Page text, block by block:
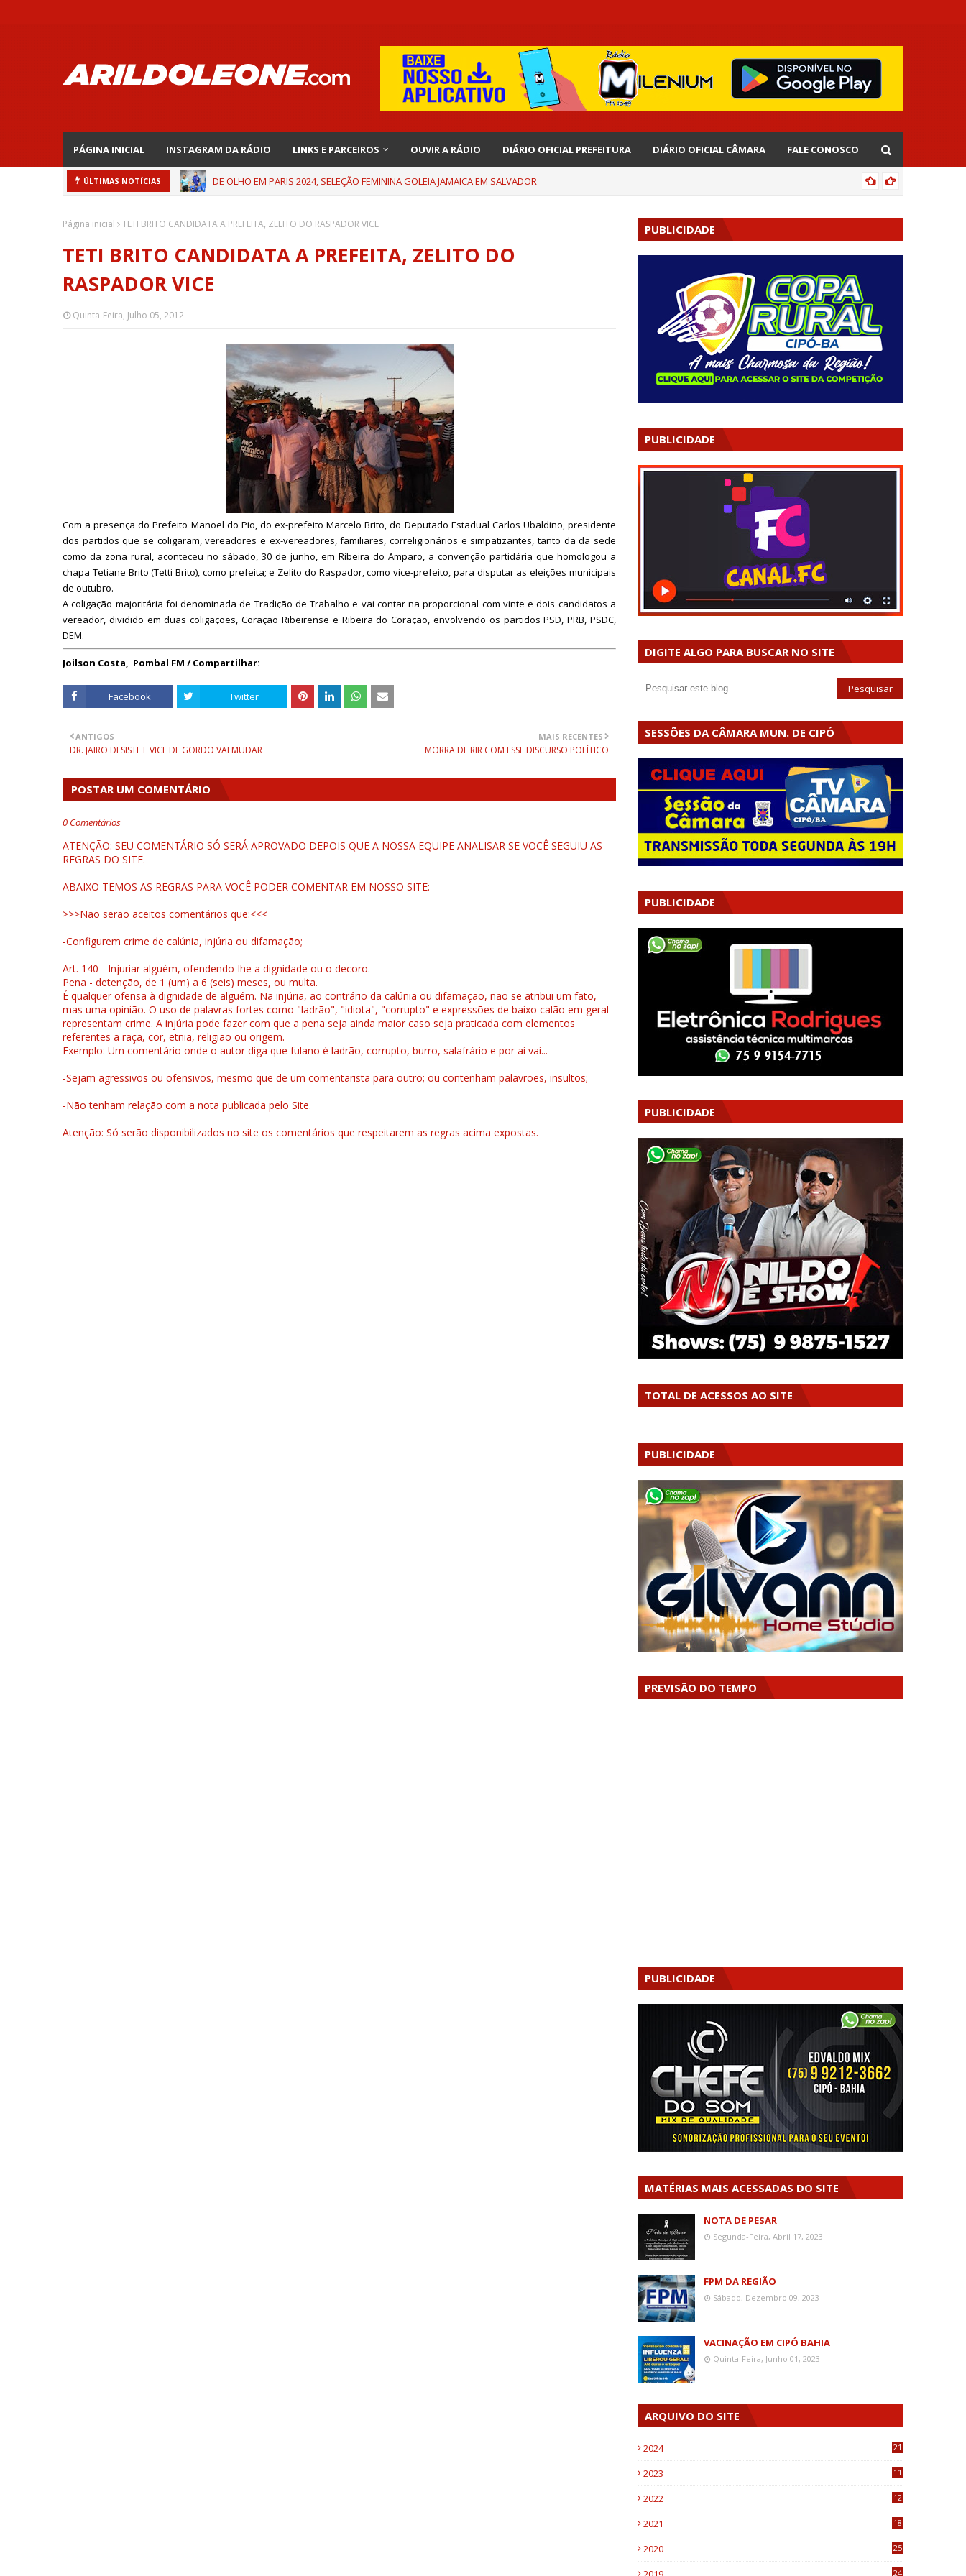
PÁGINA INICIAL INSTAGRAM DA RÁDIO LINKS E PARCEIROS OUVIR A RÁDIO DIÁRIO OFICIAL PREFEITURA DIÁRIO OFICIAL CÂMARA FALE CONOSCO
ÚLTIMAS NOTÍCIAS DE OLHO EM PARIS 2024, SELEÇÃO FEMININA GOLEIA JAMAICA EM SALVADOR
Página inicial TETI BRITO CANDIDATA A PREFEITA, ZELITO DO RASPADOR VICE
TETI BRITO CANDIDATA A PREFEITA, ZELITO DO
RASPADOR VICE
Quinta-Feira, Julho 05, 2012
Com a presença do Prefeito Manoel do Pio, do ex-prefeito Marcelo Brito, do Deputado Estadual Carlos Ubaldino, presidente
dos partidos que se coligaram, vereadores e ex-vereadores, familiares, correligionários e simpatizantes, tanto da da sede
como da zona rural, aconteceu no sábado, 30 de junho, em Ribeira do Amparo, a convenção partidária que homologou a
chapa Tetiane Brito (Tetti Brito), como prefeita; e Zelito do Raspador, como vice-prefeito, para disputar as eleições municipais
de outubro.
A coligação majoritária foi denominada de Tradição de Trabalho e vai contar na proporcional com vinte e dois candidatos a
vereador, dividido em duas coligações, Coração Ribeirense e Ribeira do Coração, envolvendo os partidos PSD, PRB, PSDC,
DEM.
Joilson Costa, Pombal FM / Compartilhar:
Facebook Twitter
MAIS RECENTES
MORRA DE RIR COM ESSE DISCURSO POLÍTICO
ANTIGOS
DR. JAIRO DESISTE E VICE DE GORDO VAI MUDAR
POSTAR UM COMENTÁRIO
0 Comentários
ATENÇÃO: SEU COMENTÁRIO SÓ SERÁ APROVADO DEPOIS QUE A NOSSA EQUIPE ANALISAR SE VOCÊ SEGUIU AS
REGRAS DO SITE.
ABAIXO TEMOS AS REGRAS PARA VOCÊ PODER COMENTAR EM NOSSO SITE:
>>>Não serão aceitos comentários que:<<<
-Configurem crime de calúnia, injúria ou difamação;
Art. 140 - Injuriar alguém, ofendendo-lhe a dignidade ou o decoro.
Pena - detenção, de 1 (um) a 6 (seis) meses, ou multa.
É qualquer ofensa à dignidade de alguém. Na injúria, ao contrário da calúnia ou difamação, não se atribui um fato,
mas uma opinião. O uso de palavras fortes como "ladrão", "idiota", "corrupto" e expressões de baixo calão em geral
representam crime. A injúria pode fazer com que a pena seja ainda maior caso seja praticada com elementos
referentes a raça, cor, etnia, religião ou origem.
Exemplo: Um comentário onde o autor diga que fulano é ladrão, corrupto, burro, salafrário e por ai vai...
-Sejam agressivos ou ofensivos, mesmo que de um comentarista para outro; ou contenham palavrões, insultos;
-Não tenham relação com a nota publicada pelo Site.
Atenção: Só serão disponibilizados no site os comentários que respeitarem as regras acima expostas.
PUBLICIDADE
PUBLICIDADE
DIGITE ALGO PARA BUSCAR NO SITE
SESSÕES DA CÂMARA MUN. DE CIPÓ
PUBLICIDADE
PUBLICIDADE
TOTAL DE ACESSOS AO SITE
PUBLICIDADE
PREVISÃO DO TEMPO
PUBLICIDADE
MATÉRIAS MAIS ACESSADAS DO SITE
NOTA DE PESAR
Segunda-Feira, Abril 17, 2023
FPM DA REGIÃO
Sábado, Dezembro 09, 2023
VACINAÇÃO EM CIPÓ BAHIA
Quinta-Feira, Junho 01, 2023
ARQUIVO DO SITE
2024 21
2023
11
2022
12
2021
18
2020
25
24